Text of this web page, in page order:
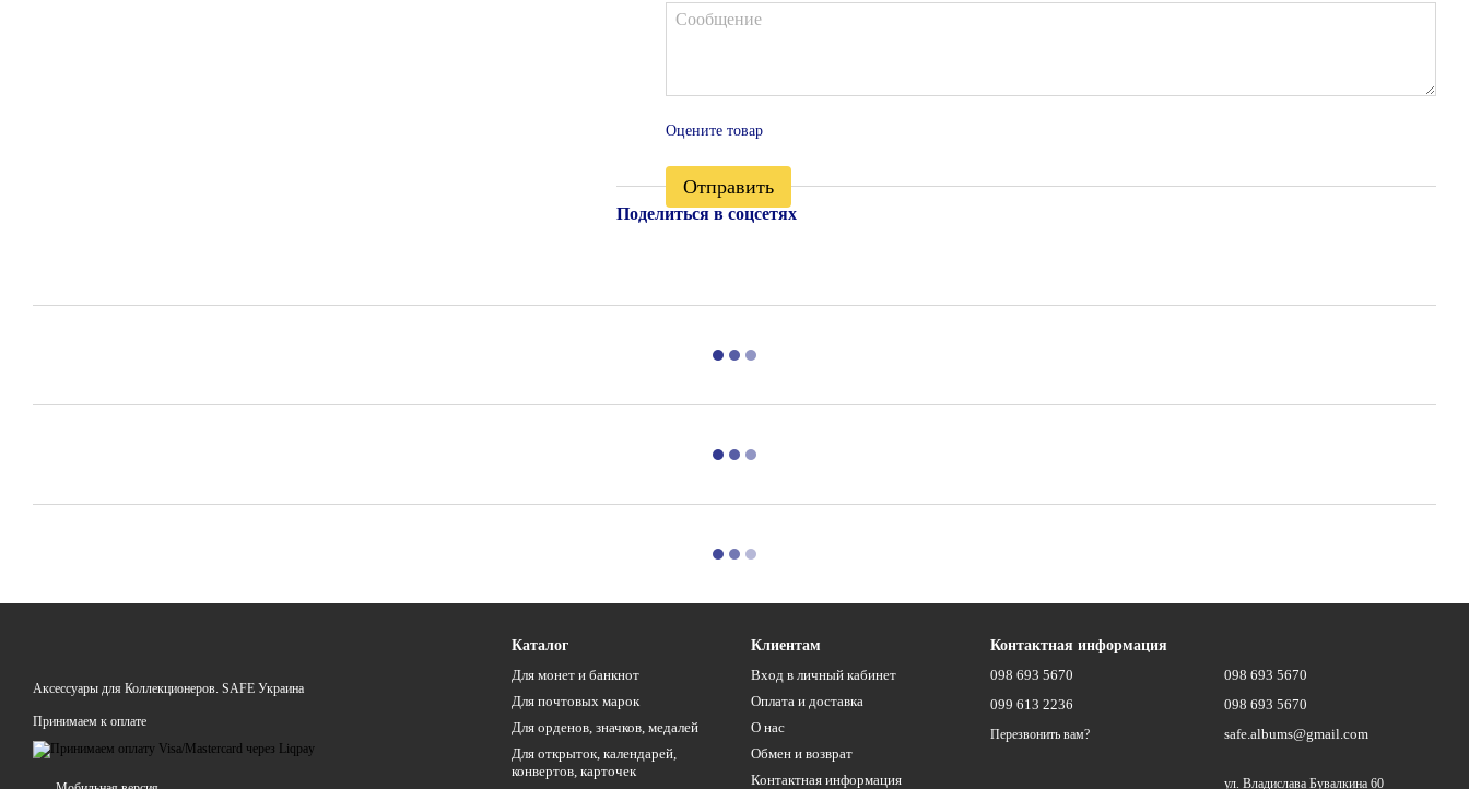
Оцените товар
Отправить
Поделиться в соцсетях
Аксессуары для Коллекционеров. SAFE Украина
Принимаем к оплате
Каталог
Для монет и банкнот
Для почтовых марок
Для орденов, значков, медалей
Для открыток, календарей,
конвертов, карточек
Клиентам
Вход в личный кабинет
Оплата и доставка
О нас
Обмен и возврат
Контактная информация
Контактная информация
098 693 5670
099 613 2236
Перезвонить вам?
098 693 5670
098 693 5670
safe.albums@gmail.com
ул. Владислава Бувалкина 60